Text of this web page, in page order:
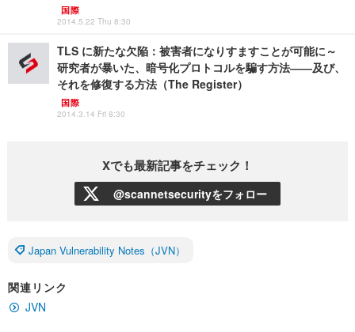
国際
2014.5.22 Thu 8:30
TLS に新たな欠陥：被害者になりすますことが可能に～
研究者が暴いた、暗号化プロトコルを騙す方法――及び、
それを修復する方法（The Register）
国際
2014.3.14 Fri 8:30
Xでも最新記事をチェック！
@scannetsecurityをフォロー
Japan Vulnerability Notes（JVN）
関連リンク
JVN